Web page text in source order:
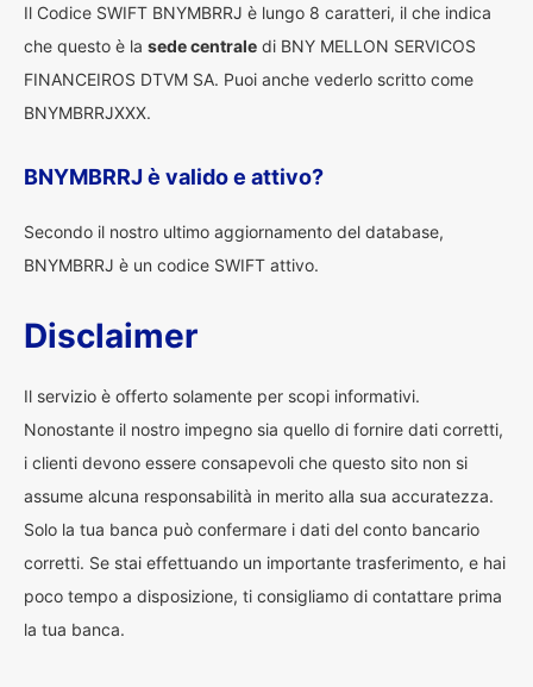
Il Codice SWIFT BNYMBRRJ è lungo 8 caratteri, il che indica
che questo è la sede centrale di BNY MELLON SERVICOS
FINANCEIROS DTVM SA. Puoi anche vederlo scritto come
BNYMBRRJXXX.
BNYMBRRJ è valido e attivo?
Secondo il nostro ultimo aggiornamento del database,
BNYMBRRJ è un codice SWIFT attivo.
Disclaimer
Il servizio è offerto solamente per scopi informativi.
Nonostante il nostro impegno sia quello di fornire dati corretti,
i clienti devono essere consapevoli che questo sito non si
assume alcuna responsabilità in merito alla sua accuratezza.
Solo la tua banca può confermare i dati del conto bancario
corretti. Se stai effettuando un importante trasferimento, e hai
poco tempo a disposizione, ti consigliamo di contattare prima
la tua banca.